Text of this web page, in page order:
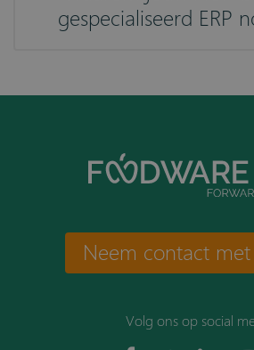
gespecialiseerd ERP
Neem contact
Volg ons op social